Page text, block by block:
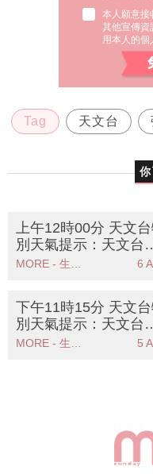
本人願意接
其他宣傳資
用本人的個
Tag 天文台
上午12時00分 天文
別天氣提示：天文台
醒未來數日酷熱天氣
MORE - 生活品味 6
下午11時15分 天文
別天氣提示：天文台
測熱帶風暴鯨魚對本
5